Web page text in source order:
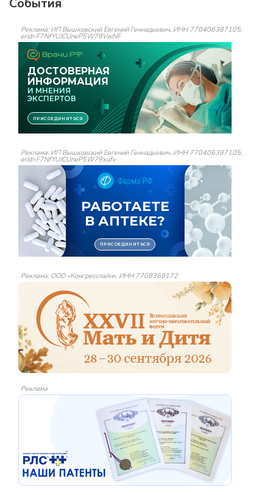
События
Реклама: ИП Вышковский Евгений Геннадьевич, ИНН 770406387105,
erid=F7NfYUJCUneP5W78VwNF
Реклама: ИП Вышковский Евгений Геннадьевич, ИНН 770406387105,
erid=F7NfYUJCUneP5W79xufv
Реклама: ООО «Конгресслайн», ИНН 7708369172
Реклама